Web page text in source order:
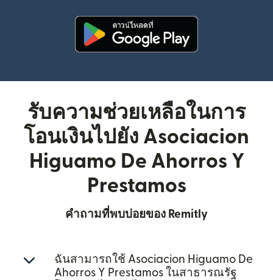
รับความช่วยเหลือในการ
โอนเงินไปยัง Asociacion
Higuamo De Ahorros Y
Prestamos
คำถามที่พบบ่อยของ Remitly
ฉันสามารถใช้ Asociacion Higuamo De
Ahorros Y Prestamos ในสาธารณรัฐ